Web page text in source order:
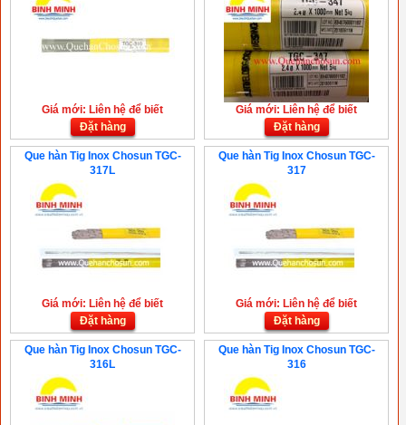
Giá mới: Liên hệ để biết
Đặt hàng
Giá mới: Liên hệ để biết
Đặt hàng
Que hàn Tig Inox Chosun TGC-
317L
Giá mới: Liên hệ để biết
Đặt hàng
Que hàn Tig Inox Chosun TGC-
317
Giá mới: Liên hệ để biết
Đặt hàng
Que hàn Tig Inox Chosun TGC-
316L
Que hàn Tig Inox Chosun TGC-
316